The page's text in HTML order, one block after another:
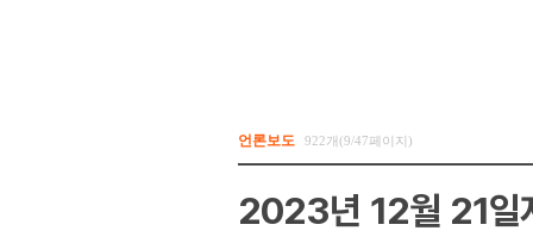
언론보도 922개(9/47페이지)
2023년 12월 21일